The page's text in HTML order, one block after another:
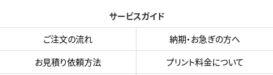
サービスガイド
ご注文の流れ
納期・お急ぎの方へ
お見積り依頼方法
プリント料金について